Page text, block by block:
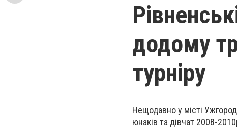
додому
турніру
Нещодавно у місті
юнаків та дівчат 2008-